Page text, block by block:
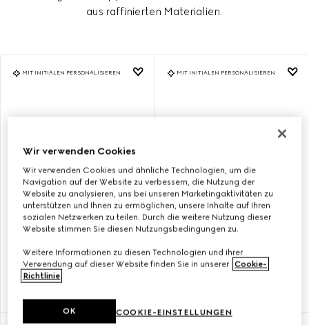
aus raffinierten Materialien.
MIT INITIALEN PERSONALISIEREN
UCCI DIANA SHOPPER
€ 3,600
MIT INITIALEN PERSONALISIEREN
UCCI DIANA SHOPPER
Wir verwenden Cookies
Wir verwenden Cookies und ähnliche Technologien, um die
Navigation auf der Website zu verbessern, die Nutzung der
Website zu analysieren, uns bei unseren Marketingaktivitäten zu
unterstützen und Ihnen zu ermöglichen, unsere Inhalte auf Ihren
sozialen Netzwerken zu teilen. Durch die weitere Nutzung dieser
Website stimmen Sie diesen Nutzungsbedingungen zu.
Weitere Informationen zu diesen Technologien und ihrer
Verwendung auf dieser Website finden Sie in unserer Cookie-
Richtlinie.
COOKIE-EINSTELLUNGEN
OK